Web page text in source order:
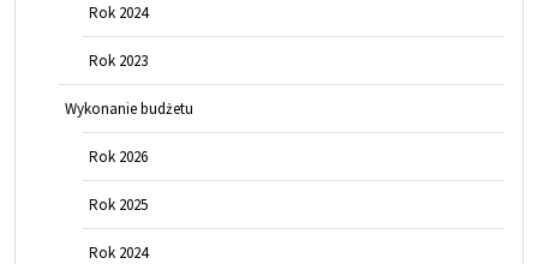
Rok 2024
Rok 2023
Wykonanie budżetu
Rok 2026
Rok 2025
Rok 2024